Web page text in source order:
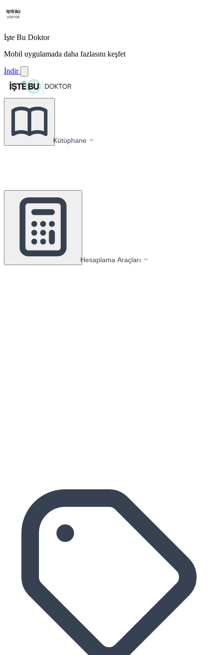
İşte Bu Doktor
Mobil uygulamada daha fazlasını keşfet
İndir
Kütüphane
Hesaplama Araçları